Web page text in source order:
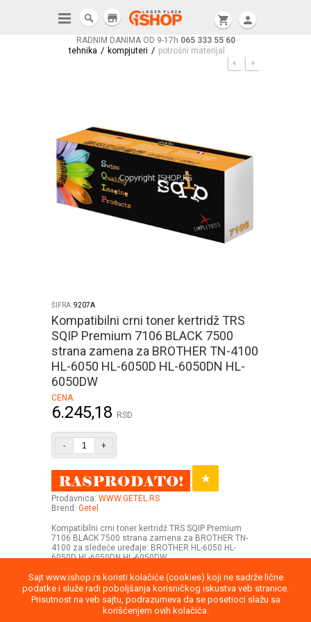
Sajt www.ishop.rs koristi kolačiće (cookies) koji ne sadrže lične
podatke i služe radi poboljšanja korisničkog iskustva veb stranice.
Prisutnost na veb sajtu, podrazumeva da se posetioci slažu sa
korišćenjem ovih kolačića.
RADNIM DANIMA OD 9-17h 065 333 55 60
shopping_cart person
store
tehnika / kompjuteri / potrošni materijal
ŠIFRA:9207A
Kompatibilni crni toner kertridž TRS
SQIP Premium 7106 BLACK 7500
strana zamena za BROTHER TN-4100
HL-6050 HL-6050D HL-6050DN HL-
6050DW
CENA
6.245,18 RSD
- +
Prodavnica: WWW.GETEL.RS
Brend: Getel
Kompatibilni crni toner kertridž TRS SQIP Premium
7106 BLACK 7500 strana zamena za BROTHER TN-
4100 za sledeće uređaje: BROTHER HL-6050 HL-
6050D HL-6050DN HL-6050DW